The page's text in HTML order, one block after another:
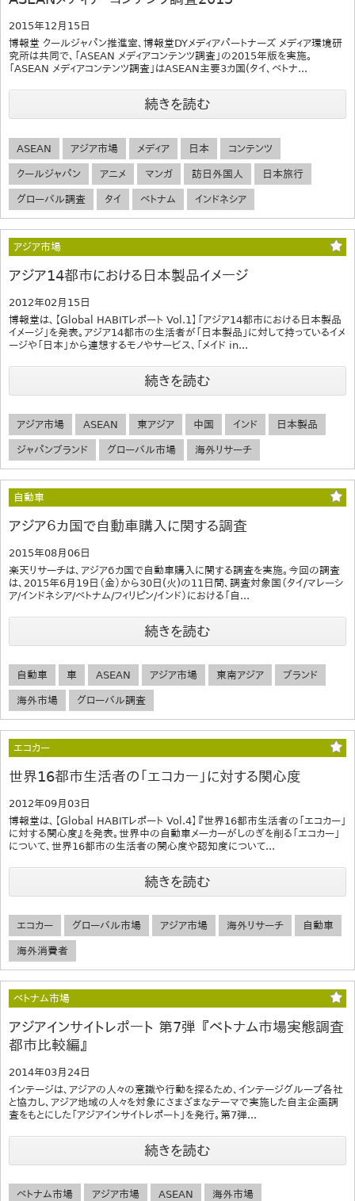
2015年12月15日
博報堂 クールジャパン推進室、博報堂DYメディアパートナーズ メディア環境研
究所は共同で、「ASEAN メディアコンテンツ調査」の2015年版を実施。
「ASEAN メディアコンテンツ調査」はASEAN主要3カ国(タイ、ベトナ...
続きを読む
ASEAN アジア市場 メディア 日本 コンテンツ
クールジャパン アニメ マンガ 訪日外国人 日本旅行
グローバル調査 タイ ベトナム インドネシア
アジア市場
アジア14都市における日本製品イメージ
2012年02月15日
博報堂は、【Global HABITレポート Vol.1】「アジア14都市における日本製品
イメージ」を発表。アジア14都市の生活者が「日本製品」に対して持っているイメ
ージや「日本」から連想するモノやサービス、「メイド in...
続きを読む
アジア市場 ASEAN 東アジア 中国 インド 日本製品
ジャパンブランド グローバル市場 海外リサーチ
自動車
アジア６カ国で自動車購入に関する調査
2015年08月06日
楽天リサーチは、アジア６カ国で自動車購入に関する調査を実施。今回の調査
は、2015年6月19日（金）から30日(火)の11日間、調査対象国（タイ/マレーシ
ア/インドネシア/ベトナム/フィリピン/インド）における「自...
続きを読む
自動車 車 ASEAN アジア市場 東南アジア ブランド
海外市場 グローバル調査
エコカー
世界16都市生活者の「エコカー」に対する関心度
2012年09月03日
博報堂は、【Global HABITレポート Vol.4】『世界16都市生活者の「エコカー」
に対する関心度』を発表。世界中の自動車メーカーがしのぎを削る「エコカー」
について、世界16都市の生活者の関心度や認知度について...
続きを読む
エコカー グローバル市場 アジア市場 海外リサーチ 自動車
海外消費者
ベトナム市場
アジアインサイトレポート 第7弾 『ベトナム市場実態調査
都市比較編』
2014年03月24日
インテージは、アジアの人々の意識や行動を探るため、インテージグループ各社
と協力し、アジア地域の人々を対象にさまざまなテーマで実施した自主企画調
査をもとにした「アジアインサイトレポート」を発行。第7弾...
続きを読む
ベトナム市場 アジア市場 ASEAN 海外市場